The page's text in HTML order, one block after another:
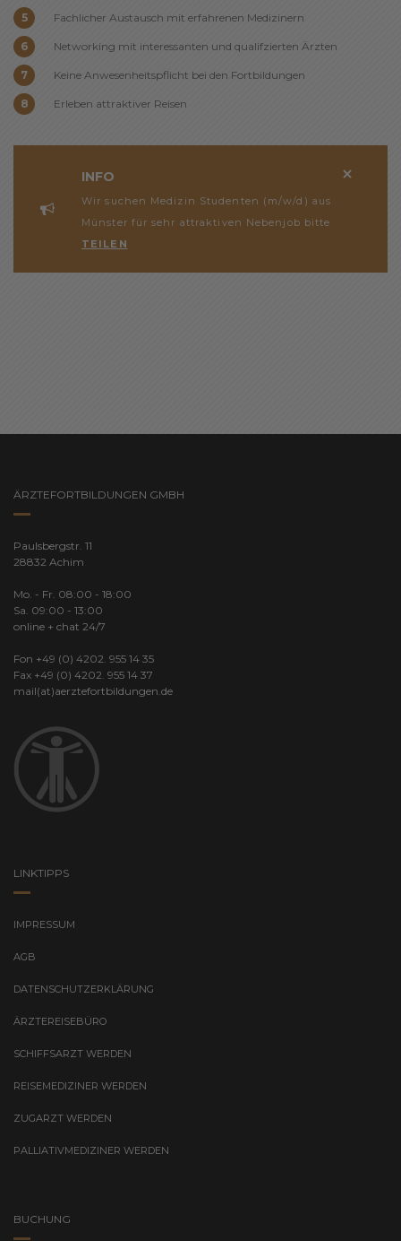
Fachlicher Austausch mit erfahrenen Medizinern
Networking mit interessanten und qualifzierten Ärzten
Keine Anwesenheitspflicht bei den Fortbildungen
Erleben attraktiver Reisen
INFO
Wir suchen Medizin Studenten (m/w/d) aus
Münster für sehr attraktiven Nebenjob bitte
TEILEN
ÄRZTEFORTBILDUNGEN GMBH
Paulsbergstr. 11
28832 Achim
Mo. - Fr. 08:00 - 18:00
Sa. 09:00 - 13:00
online + chat 24/7
Fon +49 (0) 4202. 955 14 35
Fax +49 (0) 4202. 955 14 37
mail(at)aerztefortbildungen.de
LINKTIPPS
IMPRESSUM
AGB
DATENSCHUTZERKLÄRUNG
ÄRZTEREISEBÜRO
SCHIFFSARZT WERDEN
REISEMEDIZINER WERDEN
ZUGARZT WERDEN
PALLIATIVMEDIZINER WERDEN
BUCHUNG